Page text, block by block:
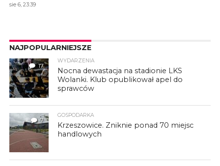
sie 6, 23:39
NAJPOPULARNIEJSZE
17
WYDARZENIA
Nocna dewastacja na stadionie LKS
Wolanki. Klub opublikował apel do
sprawców
7
GOSPODARKA
Krzeszowice. Zniknie ponad 70 miejsc
handlowych